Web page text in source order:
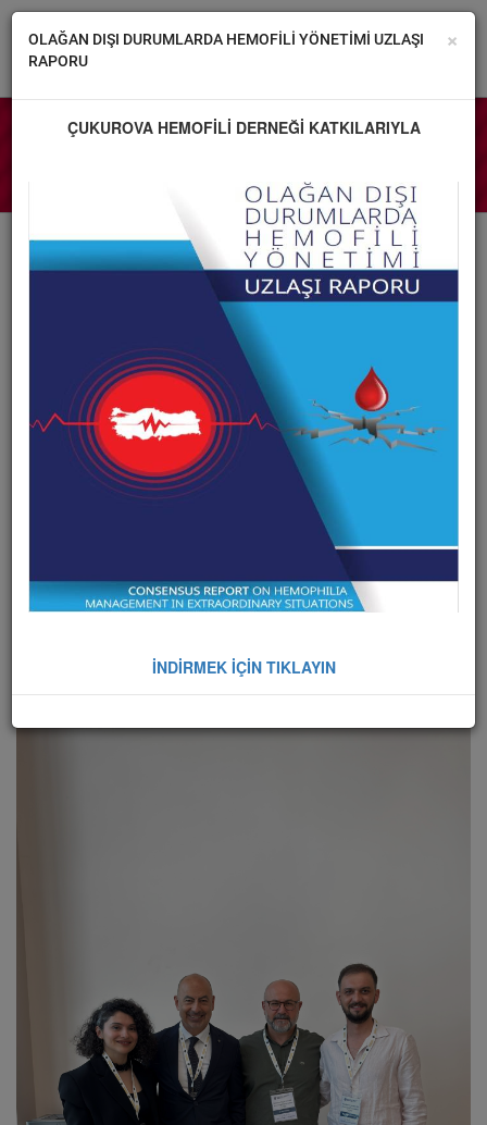
DERNEĞİMİZ
GALERİ
×
OLAĞAN DIŞI DURUMLARDA HEMOFİLİ YÖNETİMİ UZLAŞI
RAPORU
ÇUKUROVA HEMOFİLİ DERNEĞİ KATKILARIYLA
İNDİRMEK İÇİN TIKLAYIN